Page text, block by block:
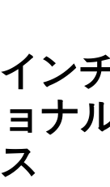
ン
ナ